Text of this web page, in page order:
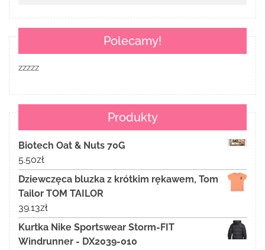
Polecamy!
zzzzz
Produkty
Biotech Oat & Nuts 70G
5.50zł
Dziewczęca bluzka z krótkim rękawem, Tom
Tailor TOM TAILOR
39.13zł
Kurtka Nike Sportswear Storm-FIT
Windrunner - DX2039-010